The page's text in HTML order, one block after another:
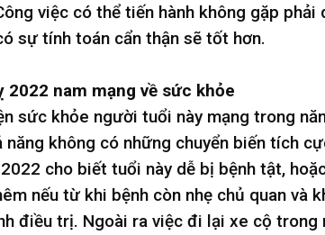
việc có thể tiến hành không gặp
sự tính toán cẩn thận sẽ tốt hơn.
2022 nam mạng về sức khỏe
sức khỏe người tuổi này mạng trong
năng không có những chuyển biến tích
cho biết tuổi này dễ bị bệnh tật,
nếu từ khi bệnh còn nhẹ chủ quan và
điều trị. Ngoài ra việc đi lại xe cộ trong